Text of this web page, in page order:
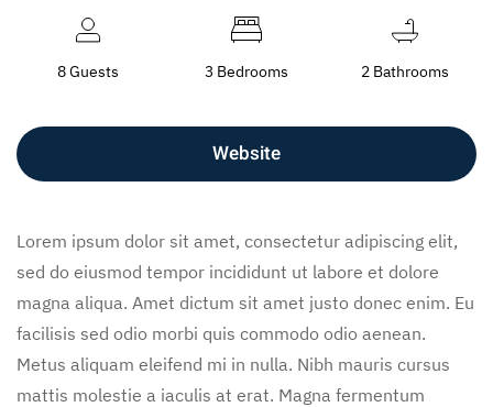
8 Guests 3 Bedrooms 2 Bathrooms
Website
Lorem ipsum dolor sit amet, consectetur adipiscing elit,
sed do eiusmod tempor incididunt ut labore et dolore
magna aliqua. Amet dictum sit amet justo donec enim. Eu
facilisis sed odio morbi quis commodo odio aenean.
Metus aliquam eleifend mi in nulla. Nibh mauris cursus
mattis molestie a iaculis at erat. Magna fermentum